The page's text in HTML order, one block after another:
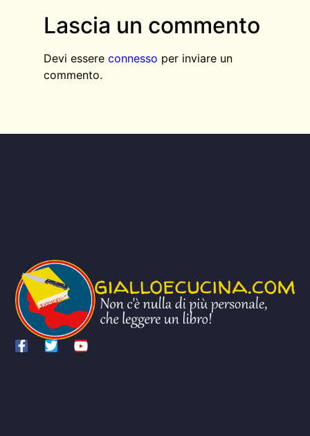
Lascia un commento
Devi essere connesso per inviare un
commento.